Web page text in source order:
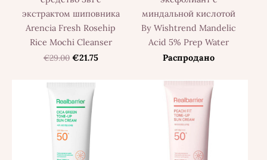
экстрактом шиповника
Arencia Fresh Rosehip
Rice Mochi Cleanser
€29.00 €21.75
миндальной кислотой
By Wishtrend Mandelic
Acid 5% Prep Water
Распродано